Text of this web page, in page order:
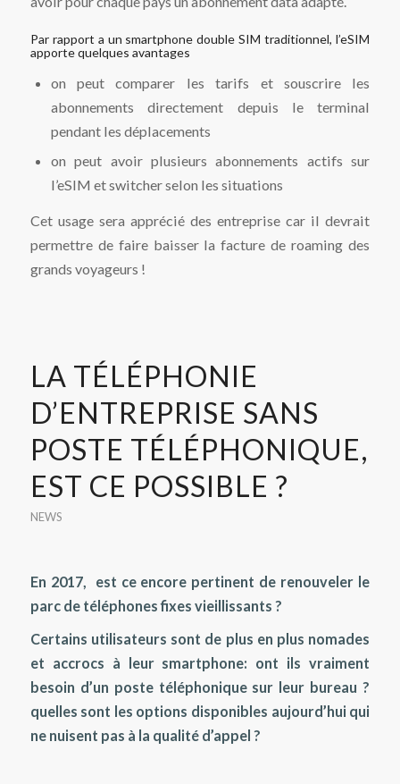
Par rapport a un smartphone double SIM traditionnel, l’eSIM
apporte quelques avantages
on peut comparer les tarifs et souscrire les
abonnements directement depuis le terminal
pendant les déplacements
on peut avoir plusieurs abonnements actifs sur
l’eSIM et switcher selon les situations
Cet usage sera apprécié des entreprise car il devrait
permettre de faire baisser la facture de roaming des
grands voyageurs !
LA TÉLÉPHONIE
D’ENTREPRISE SANS
POSTE TÉLÉPHONIQUE,
EST CE POSSIBLE ?
NEWS
En 2017, est ce encore pertinent de renouveler le
parc de téléphones fixes vieillissants ?
Certains utilisateurs sont de plus en plus nomades
et accrocs à leur smartphone: ont ils vraiment
besoin d’un poste téléphonique sur leur bureau ?
quelles sont les options disponibles aujourd’hui qui
ne nuisent pas à la qualité d’appel ?